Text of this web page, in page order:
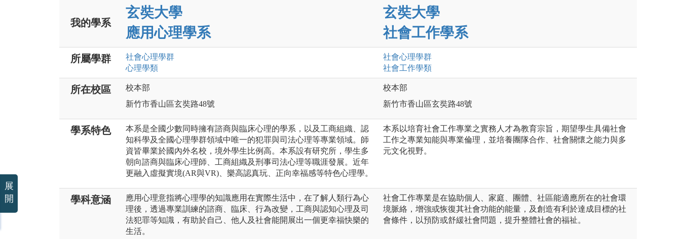
我的學系
玄奘大學
應用心理學系
玄奘大學
社會工作學系
所屬學群 社會心理學群
心理學類
社會心理學群
社會工作學類
所在校區
校本部
新竹市香山區玄奘路48號
校本部
新竹市香山區玄奘路48號
學系特色
本系是全國少數同時擁有諮商與臨床心理的學系，以及工商組織、認
知科學及全國心理學群領域中唯一的犯罪與司法心理等專業領域。師
資皆畢業於國內外名校，境外學生比例高。本系設有研究所，學生多
朝向諮商與臨床心理師、工商組織及刑事司法心理等職涯發展。近年
更融入虛擬實境(AR與VR)、樂高認真玩、正向幸福感等特色心理學。
本系以培育社會工作專業之實務人才為教育宗旨，期望學生具備社會
工作之專業知能與專業倫理，並培養團隊合作、社會關懷之能力與多
元文化視野。
學科意涵
應用心理意指將心理學的知識應用在實際生活中，在了解人類行為心
理後，透過專業訓練的諮商、臨床、行為改變，工商與認知心理及司
法犯罪等知識，有助於自己、他人及社會能開展出一個更幸福快樂的
生活。
社會工作專業是在協助個人、家庭、團體、社區能適應所在的社會環
境脈絡，增強或恢復其社會功能的能量，及創造有利於達成目標的社
會條件，以預防或舒緩社會問題，提升整體社會的福祉。
展
開